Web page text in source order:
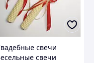
свечи
свечи